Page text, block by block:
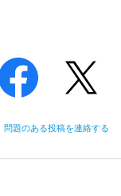
問題のある投稿を連絡する